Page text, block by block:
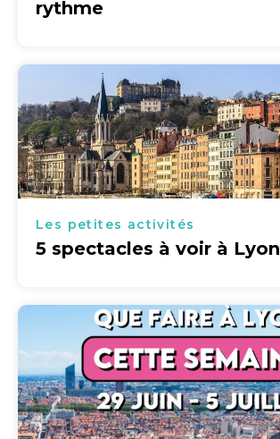
rythme
Les petites activités
5 spectacles à voir à Lyon